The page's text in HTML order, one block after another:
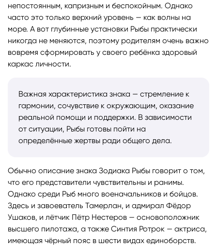
непостоянным, капризным и беспокойным. Однако
часто это только верхний уровень — как волны на
море. А вот глубинные установки Рыбы практически
никогда не меняются, поэтому родителям очень важно
вовремя сформировать у своего ребёнка здоровый
каркас личности.
Важная характеристика знака — стремление к
гармонии, сочувствие к окружающим, оказание
реальной помощи и поддержки. В зависимости
от ситуации, Рыбы готовы пойти на
определённые жертвы ради общего дела.
Обычно описание знака Зодиака Рыбы говорит о том,
что его представители чувствительны и ранимы.
Однако среди Рыб много военачальников и бойцов.
Здесь и завоеватель Тамерлан, и адмирал Фёдор
Ушаков, и лётчик Пётр Нестеров — основоположник
высшего пилотажа, а также Синтия Ротрок — актриса,
имеющая чёрный пояс в шести видах единоборств.